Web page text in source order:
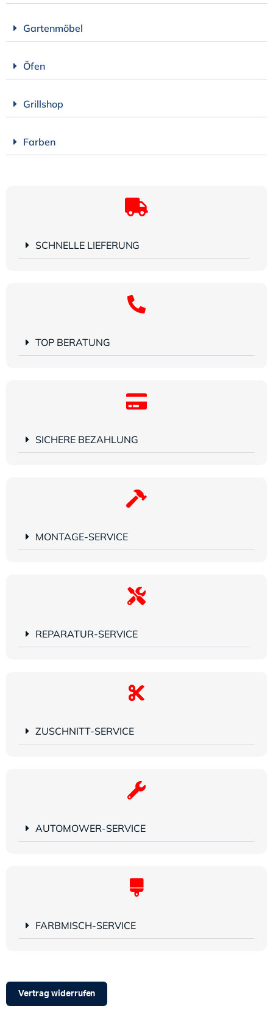
Gartenmöbel
Öfen
Grillshop
Farben
SCHNELLE LIEFERUNG
TOP BERATUNG
SICHERE BEZAHLUNG
MONTAGE-SERVICE
REPARATUR-SERVICE
ZUSCHNITT-SERVICE
AUTOMOWER-SERVICE
FARBMISCH-SERVICE
Vertrag widerrufen